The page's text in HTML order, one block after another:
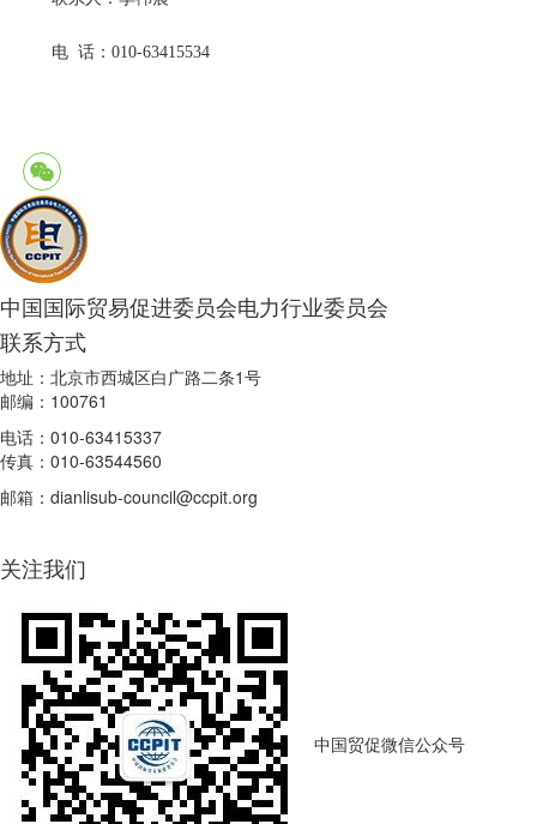
电 话：010-63415534
中国国际贸易促进委员会电力行业委员会
联系方式
地址：北京市西城区白广路二条1号
邮编：100761
电话：010-63415337
传真：010-63544560
邮箱：dianlisub-council@ccpit.org
关注我们
中国贸促微信公众号